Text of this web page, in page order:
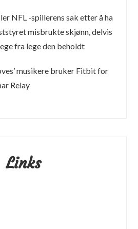
NFL -spillerens sak etter å ha
misbrukte skjønn, delvis
fra lege den beholdt
musikere bruker Fitbit for
Relay
Links